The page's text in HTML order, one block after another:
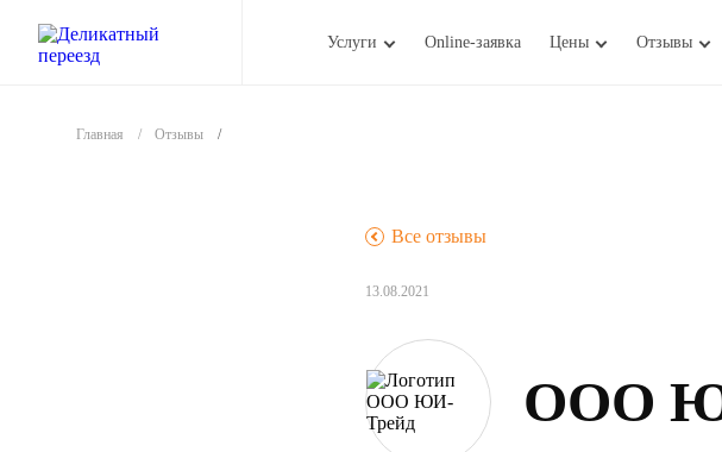
Услуги Online-заявка Цены Отзывы
Главная Отзывы
Все отзывы
.
13.08.2021
ООО